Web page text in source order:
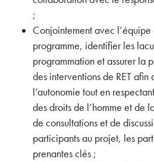
;
Conjointement avec
programme, identifier les
programmation et assurer la
des interventions de RET afin
l’autonomie tout en
des droits de l’homme et de
de consultations et de
participants au projet, les
prenantes clés ;